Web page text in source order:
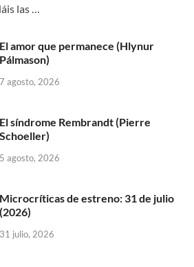
las …
El amor que permanece (Hlynur
Pálmason)
7 agosto, 2026
El síndrome Rembrandt (Pierre
Schoeller)
5 agosto, 2026
Microcríticas de estreno: 31 de julio
(2026)
31 julio, 2026